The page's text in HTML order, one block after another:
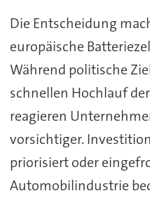
Die Entscheidung
europäische
Während politische
schnellen Hochlauf
reagieren
vorsichtiger.
priorisiert oder
Automobilindustrie